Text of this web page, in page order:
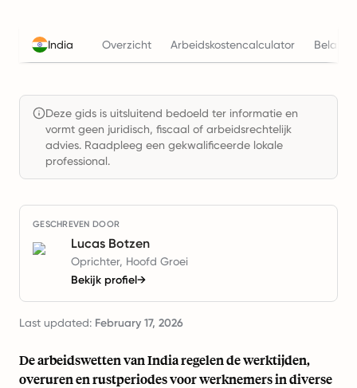
India Overzicht Arbeidskostencalculator
Deze gids is uitsluitend bedoeld ter informatie en
vormt geen juridisch, fiscaal of arbeidsrechtelijk
advies. Raadpleeg een gekwalificeerde lokale
professional.
GESCHREVEN DOOR
Lucas Botzen
Oprichter, Hoofd Groei
Bekijk profiel→
Last updated: February 17, 2026
De arbeidswetten van India regelen de werktijden,
overuren en rustperiodes voor werknemers in diverse